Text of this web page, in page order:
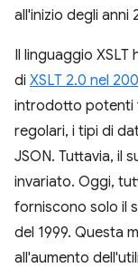
all'inizio degli anni
Il linguaggio
di XSLT 2.0 nel
introdotto potenti
regolari, i tipi di
JSON. Tuttavia, il
invariato. Oggi,
forniscono solo il
del 1999. Questa
all'aumento